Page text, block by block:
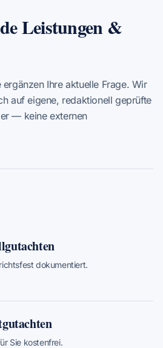
Leistungen &
Ihre aktuelle Frage. Wir
auf eigene, redaktionell geprüfte
— keine externen
dokumentiert.
Sie kostenfrei.